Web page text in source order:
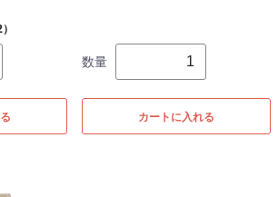
数量
カートに入れる